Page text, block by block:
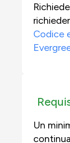
Codice
Un